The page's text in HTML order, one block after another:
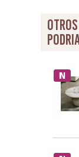
otros